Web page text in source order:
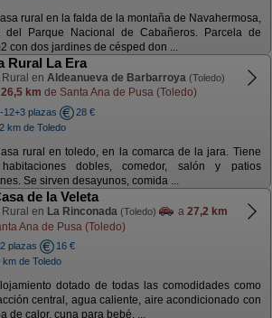
rural en la falda de la montaña de Navahermosa,
del Parque Nacional de Cabañeros. Parcela de
con dos jardines de césped don ...
Rural La Era
en Aldeanueva de Barbarroya (Toledo)
26,5 km de Santa Ana de Pusa (Toledo)
12+3 plazas
28 €
km de Toledo
rural en toledo, en la comarca de la jara. Tiene
dobles, comedor, salón y patios
Se sirven desayunos, comida ...
de la Veleta
en La Rinconada (Toledo) a 27,2 km
Ana de Pusa (Toledo)
plazas
16 €
km de Toledo
dotado de todas las comodidades como
central, agua caliente, aire acondicionado con
de calor, cuna para bebé, ...